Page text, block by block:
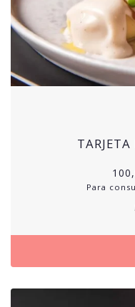
Para